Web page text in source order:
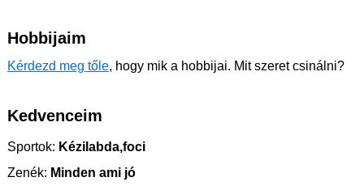
Hobbijaim
Kérdezd meg tőle, hogy mik a hobbijai. Mit szeret csinálni?
Kedvenceim
Sportok: Kézilabda,foci
Zenék: Minden ami jó